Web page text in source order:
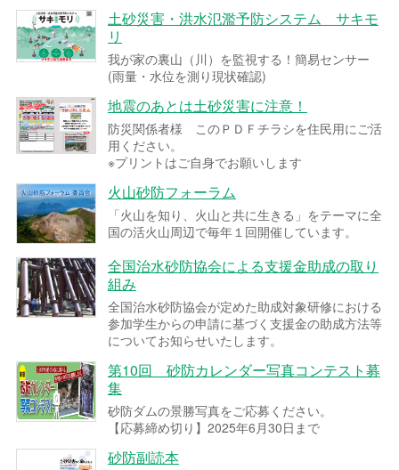
土砂災害・洪水氾濫予防システム サキモ
リ
我が家の裏山（川）を監視する！簡易センサー
(雨量・水位を測り現状確認)
地震のあとは土砂災害に注意！
防災関係者様 このＰＤＦチラシを住民用にご活
用ください。
※プリントはご自身でお願いします
火山砂防フォーラム
「火山を知り、火山と共に生きる」をテーマに全
国の活火山周辺で毎年１回開催しています。
全国治水砂防協会による支援金助成の取り
組み
全国治水砂防協会が定めた助成対象研修における
参加学生からの申請に基づく支援金の助成方法等
についてお知らせいたします。
第10回 砂防カレンダー写真コンテスト募
集
砂防ダムの景勝写真をご応募ください。
【応募締め切り】2025年6月30日まで
砂防副読本